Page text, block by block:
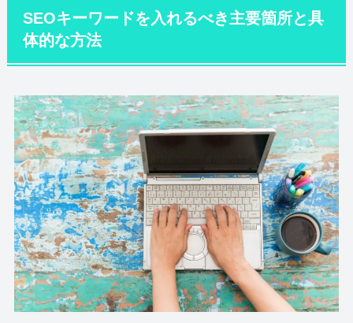
SEOキーワードを入れるべき主要箇所と具
体的な方法